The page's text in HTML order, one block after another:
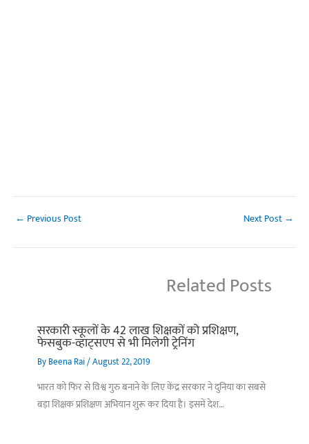
← Previous Post Next Post →
Related Posts
सरकारी स्कूलों के 42 लाख शिक्षकों को प्रशिक्षण,
फेसबुक-व्हाट्सएप से भी मिलेगी ट्रेनिंग
ByBeena Rai/August 22, 2019
भारत को फिर से विश्व गुरु बनाने के लिए केंद्र सरकार ने दुनिया का सबसे
बड़ा शिक्षक प्रशिक्षण अभियान शुरू कर दिया है। इसमें देश…